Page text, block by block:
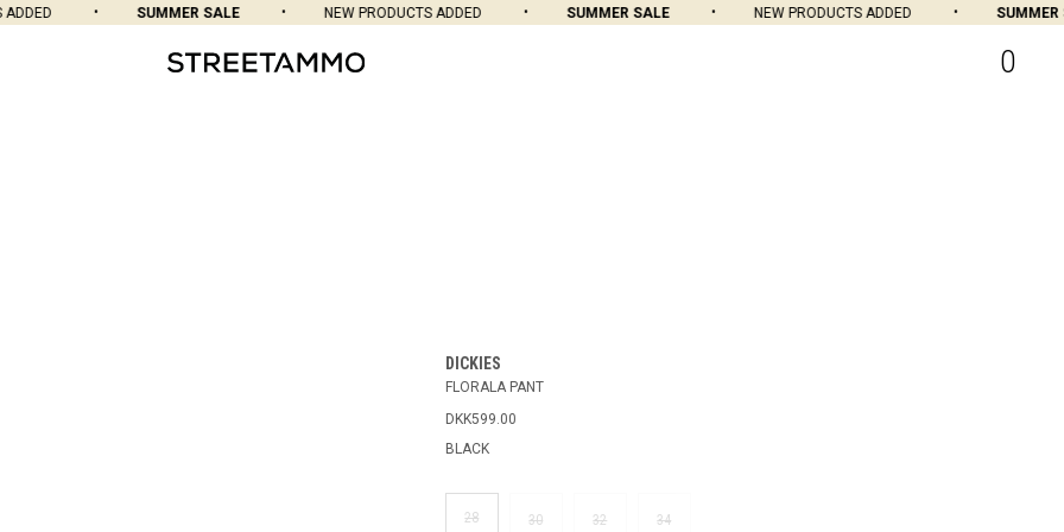
SUMMER SALE NEW PRODUCTS ADDED SUMMER SALE NEW PRODUCTS ADDED SUMMER
0
DICKIES
FLORALA PANT
DKK599.00
BLACK
28 30 32 34